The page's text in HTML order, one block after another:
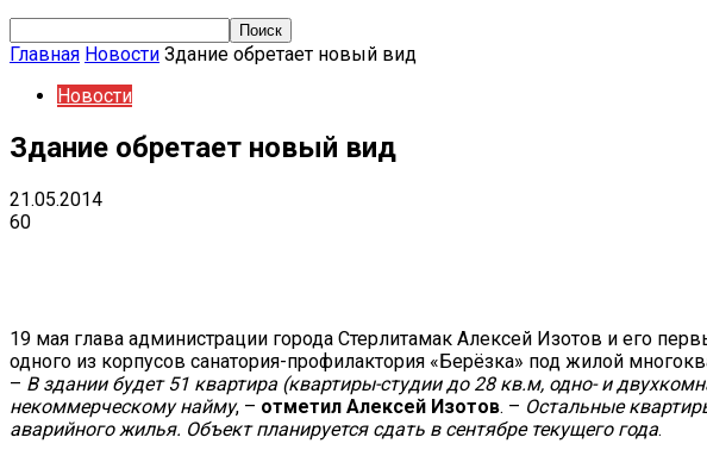
Главная Новости Здание обретает новый вид
Новости
Здание обретает новый вид
21.05.2014
60
19 мая глава администрации города Стерлитамак Алексей Изотов и его
одного из корпусов санатория-профилактория «Берёзка» под жилой
– В здании будет 51 квартира (квартиры-студии до 28 кв.м, одно- и
некоммерческому найму, – отметил Алексей Изотов. – Остальные
аварийного жилья. Объект планируется сдать в сентябре текущего года.